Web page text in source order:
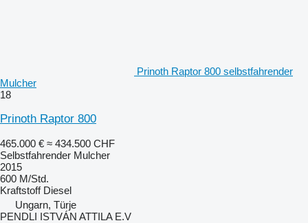
Prinoth Raptor 800 selbstfahrender
Mulcher
18
Prinoth Raptor 800
465.000 € ≈ 434.500 CHF
Selbstfahrender Mulcher
2015
600 M/Std.
Kraftstoff Diesel
Ungarn, Türje
PENDLI ISTVÁN ATTILA E.V